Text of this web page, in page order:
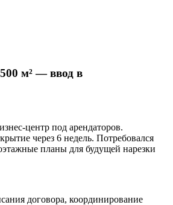
м² — ввод в
центр под арендаторов.
через 6 недель. Потребовался
планы для будущей нарезки
договора, координирование